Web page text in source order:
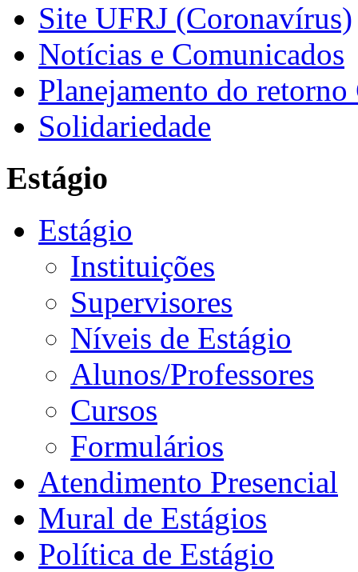
Site UFRJ (Coronavírus)
Notícias e Comunicados
Planejamento do retorno
Solidariedade
Estágio
Estágio
Instituições
Supervisores
Níveis de Estágio
Alunos/Professores
Cursos
Formulários
Atendimento Presencial
Mural de Estágios
Política de Estágio